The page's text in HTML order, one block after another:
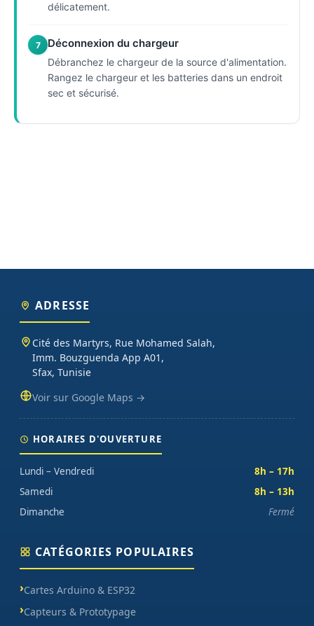
délicatement.
7 Déconnexion du chargeur
Débranchez le chargeur de la source d'alimentation.
Rangez le chargeur et les batteries dans un endroit
sec et sécurisé.
ADRESSE
Cité des Martyrs, Rue Mohamed Salah,
Imm. Bouzguenda App A01,
Sfax, Tunisie
Voir sur Google Maps →
HORAIRES D'OUVERTURE
Lundi – Vendredi
8h – 17h
Samedi
8h – 13h
Dimanche
Fermé
CATÉGORIES POPULAIRES
Cartes Arduino & ESP32
Capteurs & Prototypage